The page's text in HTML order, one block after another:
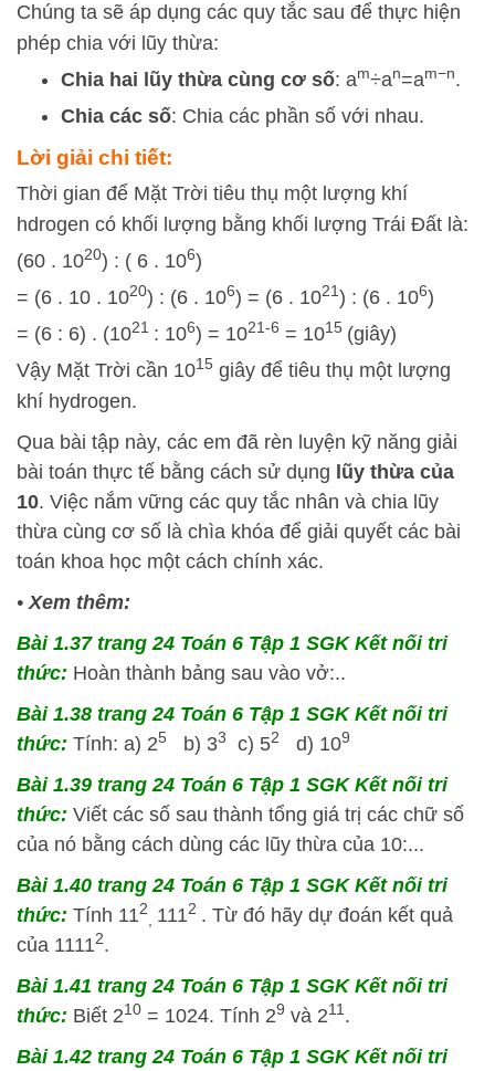
Chúng ta sẽ áp dụng các quy tắc sau để thực hiện
phép chia với lũy thừa:
Chia hai lũy thừa cùng cơ số: am÷an=am−n.
Chia các số: Chia các phần số với nhau.
Lời giải chi tiết:
Thời gian để Mặt Trời tiêu thụ một lượng khí
hdrogen có khối lượng bằng khối lượng Trái Đất là:
(60 . 1020) : ( 6 . 106)
= (6 . 10 . 1020) : (6 . 106) = (6 . 1021) : (6 . 106)
= (6 : 6) . (1021 : 106) = 1021-6 = 1015 (giây)
Vậy Mặt Trời cần 1015 giây để tiêu thụ một lượng
khí hydrogen.
Qua bài tập này, các em đã rèn luyện kỹ năng giải
bài toán thực tế bằng cách sử dụng lũy thừa của
10. Việc nắm vững các quy tắc nhân và chia lũy
thừa cùng cơ số là chìa khóa để giải quyết các bài
toán khoa học một cách chính xác.
•Xem thêm:
Bài 1.37 trang 24 Toán 6 Tập 1 SGK Kết nối tri
thức: Hoàn thành bảng sau vào vở:..
Bài 1.38 trang 24 Toán 6 Tập 1 SGK Kết nối tri
thức: Tính: a) 25 b) 33 c) 52 d) 109
Bài 1.39 trang 24 Toán 6 Tập 1 SGK Kết nối tri
thức: Viết các số sau thành tổng giá trị các chữ số
của nó bằng cách dùng các lũy thừa của 10:...
Bài 1.40 trang 24 Toán 6 Tập 1 SGK Kết nối tri
thức: Tính 112
, 1112 . Từ đó hãy dự đoán kết quả
của 11112.
Bài 1.41 trang 24 Toán 6 Tập 1 SGK Kết nối tri
thức: Biết 210 = 1024. Tính 29 và 211.
Bài 1.42 trang 24 Toán 6 Tập 1 SGK Kết nối tri